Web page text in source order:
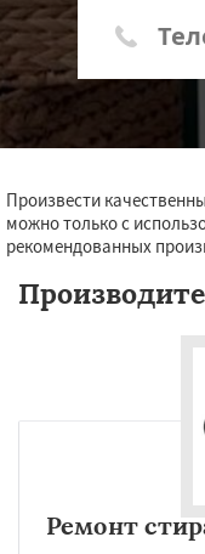
Произвести
можно только с
рекомендованных
Ремонт